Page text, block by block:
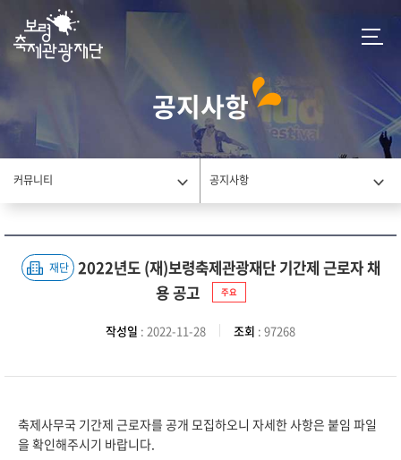
공지사항
커뮤니티 공지사항
재단 2022년도 (재)보령축제관광재단 기간제 근로자 채
용 공고
주요
작성일 : 2022-11-28 조회 : 97268
축제사무국 기간제 근로자를 공개 모집하오니 자세한 사항은 붙임 파일
을 확인해주시기 바랍니다.